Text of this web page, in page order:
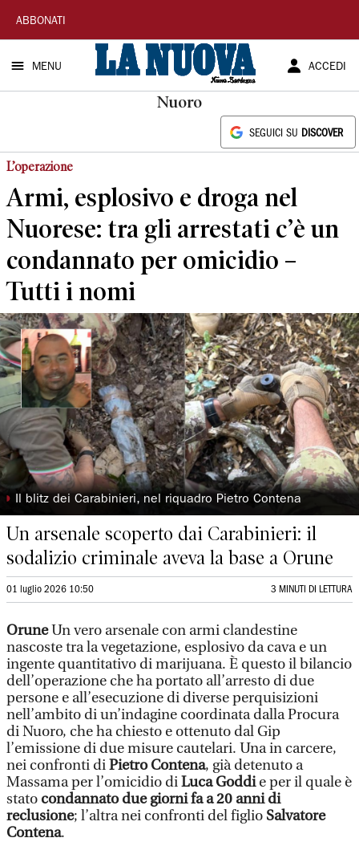
La
Nuova
Sardegna
ABBONATI
MENU ACCEDI
Nuoro
SEGUICI SU DISCOVER
L’operazione
Armi, esplosivo e droga nel
Nuorese: tra gli arrestati c’è un
condannato per omicidio –
Tutti i nomi
◗ Il blitz dei Carabinieri, nel riquadro Pietro Contena
Un arsenale scoperto dai Carabinieri: il
sodalizio criminale aveva la base a Orune
01 luglio 2026 10:50 3 MINUTI DI LETTURA
OruneUn vero arsenale con armi clandestine
nascoste tra la vegetazione, esplosivo da cava e un
ingente quantitativo di marijuana. È questo il bilancio
dell’operazione che ha portato all’arresto di due
persone e all’esecuzione di diverse perquisizioni
nell’ambito di un’indagine coordinata dalla Procura
di Nuoro, che ha chiesto e ottenuto dal Gip
l’emissione di due misure cautelari. Una in carcere,
nei confronti diPietro Contena, già detenuto a
Massama per l’omicidio diLuca Goddie per il quale è
stato condannato due giorni fa a 20 anni di
reclusione; l’altra nei confronti del figlio Salvatore
Contena.